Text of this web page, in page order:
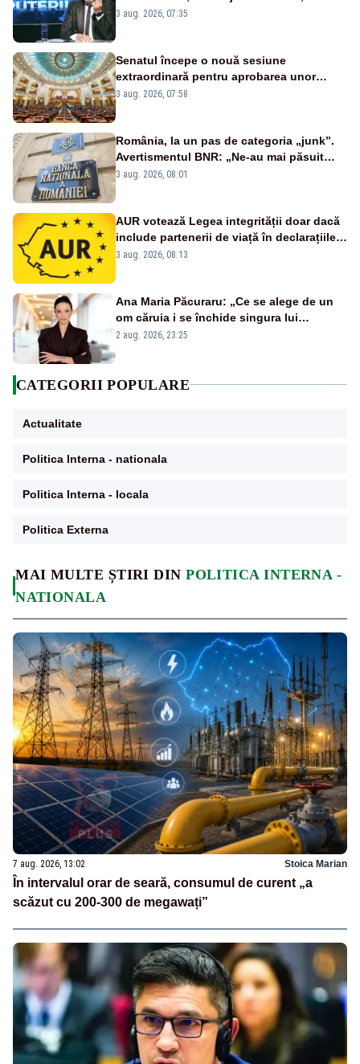
MAI MULTE ȘTIRI DINPOLITICA INTERNA -
NATIONALA
7 aug. 2026, 13:02 Stoica Marian
În intervalul orar de seară, consumul de curent „a
scăzut cu 200-300 de megawați”
țipă mai tare, ci pe proiecte”
3 aug. 2026, 07:35
Senatul începe o nouă sesiune
extraordinară pentru aprobarea unor
jaloane din PNRR
3 aug. 2026, 07:58
România, la un pas de categoria „junk”.
Avertismentul BNR: „Ne-au mai păsuit
pentru câteva luni”
3 aug. 2026, 08:01
AUR votează Legea integrității doar dacă
include partenerii de viață în declarațiile
de avere și interese, așa cum a anunțat
trebuie să plece din funcție: fără excepții!
3 aug. 2026, 08:13
Ana Maria Păcuraru: „Ce se alege de un
om căruia i se închide singura lui
portiță?”
2 aug. 2026, 23:25
CATEGORII POPULARE
Actualitate
Politica Interna - nationala
Politica Interna - locala
Politica Externa